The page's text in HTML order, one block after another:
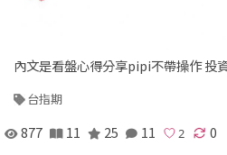
內文是看盤心得分享pipi不帶操作 投
台指期
877 11 25 11 0